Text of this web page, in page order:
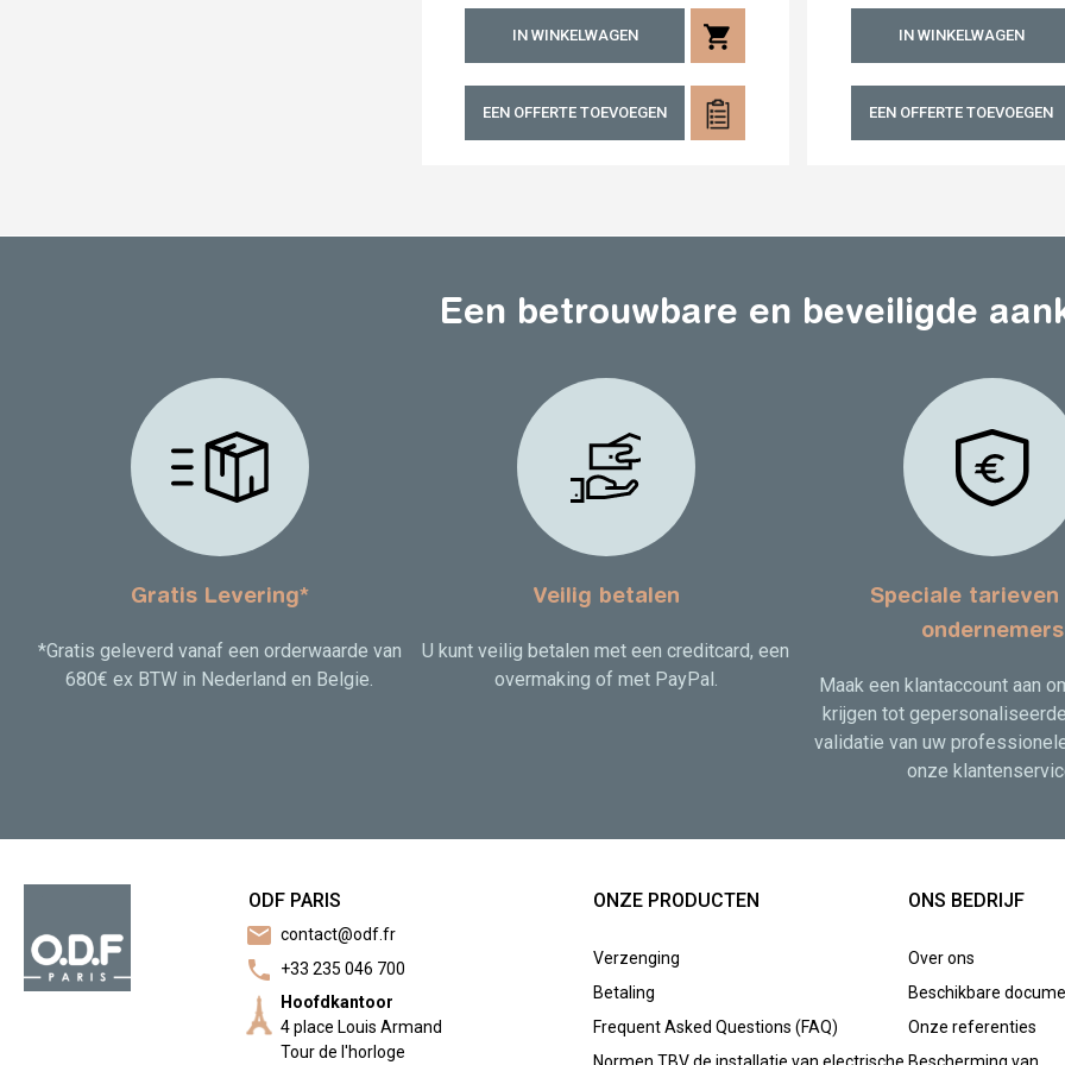
IN WINKELWAGEN shopping_cart
EEN OFFERTE TOEVOEGEN
IN WINKELWAGEN
EEN OFFERTE TOEVOEGEN
Een betrouwbare en beveiligde
Gratis Levering*
*Gratis geleverd vanaf een orderwaarde van
680€ ex BTW in Nederland en Belgie.
Veilig betalen
U kunt veilig betalen met een creditcard, een
overmaking of met PayPal.
Speciale tarieven
ondernemers
Maak een klantaccount aan
krijgen tot
validatie van uw
onze
ODF PARIS
mail contact@odf.fr
call
+33 235 046 700
Hoofdkantoor
4 place Louis Armand
Tour de l'horloge
ONZE PRODUCTEN
Verzenging
Betaling
Frequent Asked Questions (FAQ)
ONS BEDRIJF
Over ons
Beschikbare
Onze referenties